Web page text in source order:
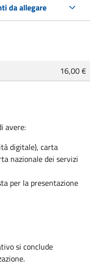
da allegare
16,00 €
avere:
digitale), carta
nazionale dei servizi
per la presentazione
si conclude